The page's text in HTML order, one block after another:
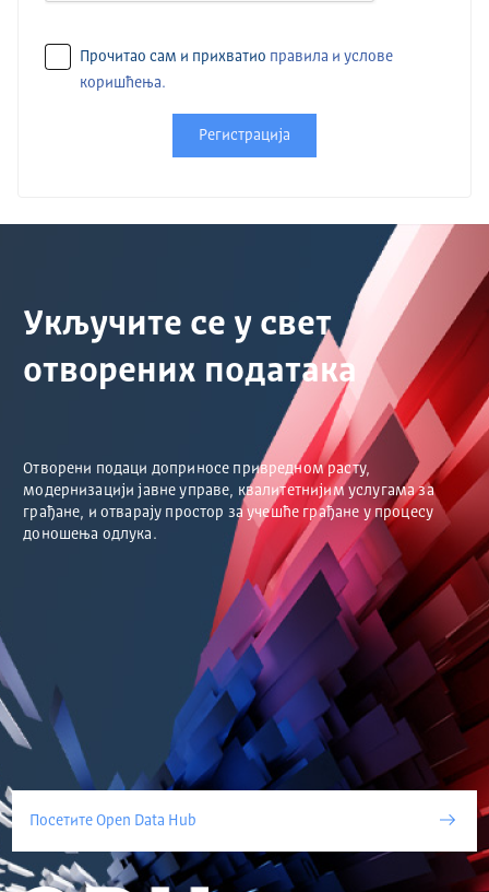
Прочитао сам и прихватио правила и услове
коришћења.
Регистрација
Укључите се у свет
отворених података
Отворени подаци доприносе привредном расту,
модернизацији јавне управе, квалитетнијим услугама за
грађане, и отварају простор за учешће грађане у процесу
доношења одлука.
Посетите Open Data Hub